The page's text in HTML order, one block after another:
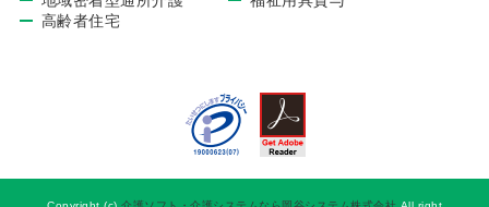
高齢者住宅